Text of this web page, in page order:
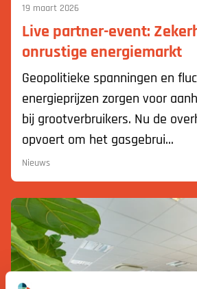
19 maart 2026
Live partner-event:
onrustige energiemarkt
Geopolitieke spanningen en
energieprijzen zorgen voor
bij grootverbruikers. Nu de
opvoert om het gasgebrui...
Nieuws